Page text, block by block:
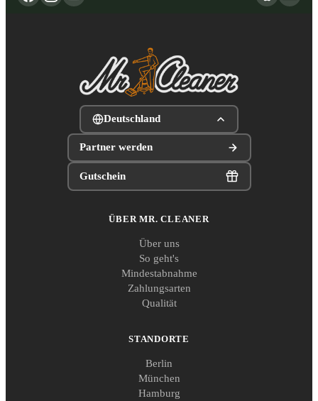
Deutschland
Partner werden
Gutschein
ÜBER MR. CLEANER
Über uns
So geht's
Mindestabnahme
Zahlungsarten
Qualität
STANDORTE
Berlin
München
Hamburg